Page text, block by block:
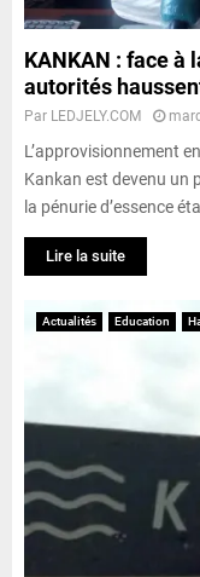
KANKAN : face à
autorités
Par LEDJELY.COM
L’approvisionnement
Kankan est devenu un
la pénurie d’essence
Lire la suite
Actualités Education